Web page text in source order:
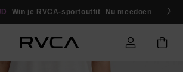
Win je RVCA-sportoutfit Nu meedoen